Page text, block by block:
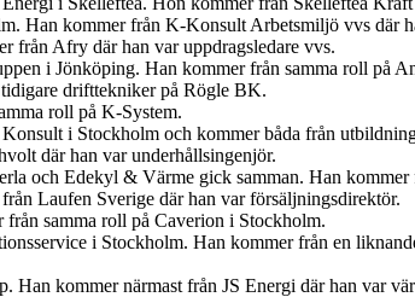
Han kommer från K-Konsult Arbetsmiljö vvs där
från Afry där han var uppdragsledare vvs.
i Jönköping. Han kommer från samma roll på
drifttekniker på Rögle BK.
roll på K-System.
i Stockholm och kommer båda från
där han var underhållsingenjör.
och Edekyl & Värme gick samman. Han
Laufen Sverige där han var försäljningsdirektör.
samma roll på Caverion i Stockholm.
i Stockholm. Han kommer från en
Han kommer närmast från JS Energi där han var